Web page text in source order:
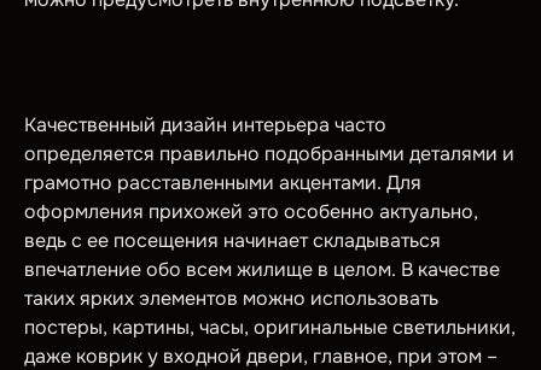
Качественный дизайн интерьера часто
определяется правильно подобранными деталями и
грамотно расставленными акцентами. Для
оформления прихожей это особенно актуально,
ведь с ее посещения начинает складываться
впечатление обо всем жилище в целом. В качестве
таких ярких элементов можно использовать
постеры, картины, часы, оригинальные светильники,
даже коврик у входной двери, главное, при этом –